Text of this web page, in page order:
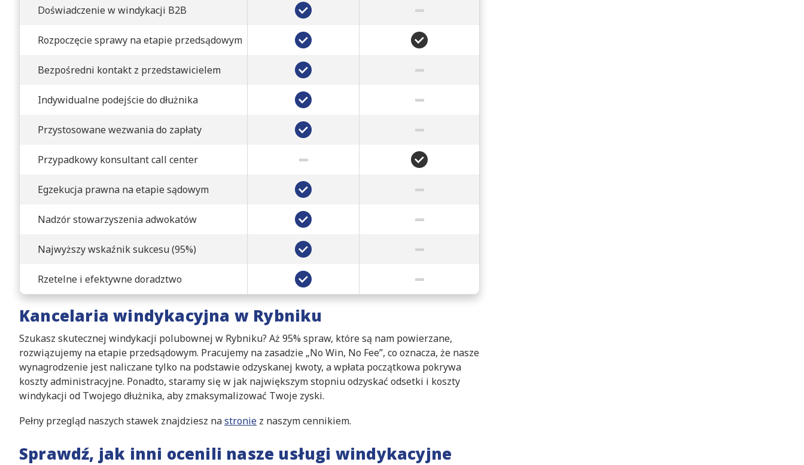
Doświadczenie w windykacji B2B ✔ –
Rozpoczęcie sprawy na etapie przedsądowym ✔ ✔
Bezpośredni kontakt z przedstawicielem ✔ –
Indywidualne podejście do dłużnika ✔ –
Przystosowane wezwania do zapłaty ✔ –
Przypadkowy konsultant call center – ✔
Egzekucja prawna na etapie sądowym ✔ –
Nadzór stowarzyszenia adwokatów ✔ –
Najwyższy wskaźnik sukcesu (95%) ✔ –
Rzetelne i efektywne doradztwo ✔ –
Kancelaria windykacyjna w Rybniku
Szukasz skutecznej windykacji polubownej w Rybniku? Aż 95% spraw, które są nam powierzane,
rozwiązujemy na etapie przedsądowym. Pracujemy na zasadzie „No Win, No Fee”, co oznacza, że nasze
wynagrodzenie jest naliczane tylko na podstawie odzyskanej kwoty, a wpłata początkowa pokrywa
koszty administracyjne. Ponadto, staramy się w jak największym stopniu odzyskać odsetki i koszty
windykacji od Twojego dłużnika, aby zmaksymalizować Twoje zyski.
Pełny przegląd naszych stawek znajdziesz nastronie z naszym cennikiem.
Sprawdź, jak inni ocenili nasze usługi windykacyjne